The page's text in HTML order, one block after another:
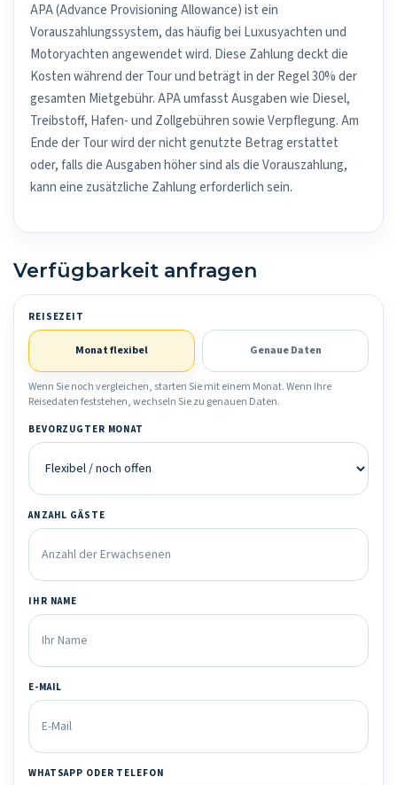
APA (Advance Provisioning Allowance) ist ein
Vorauszahlungssystem, das häufig bei Luxusyachten und
Motoryachten angewendet wird. Diese Zahlung deckt die
Kosten während der Tour und beträgt in der Regel 30% der
gesamten Mietgebühr. APA umfasst Ausgaben wie Diesel,
Treibstoff, Hafen- und Zollgebühren sowie Verpflegung. Am
Ende der Tour wird der nicht genutzte Betrag erstattet
oder, falls die Ausgaben höher sind als die Vorauszahlung,
kann eine zusätzliche Zahlung erforderlich sein.
Verfügbarkeit anfragen
REISEZEIT
Monat flexibel Genaue Daten
Wenn Sie noch vergleichen, starten Sie mit einem Monat. Wenn Ihre
Reisedaten feststehen, wechseln Sie zu genauen Daten.
BEVORZUGTER MONAT
ANZAHL GÄSTE
IHR NAME
E-MAIL
WHATSAPP ODER TELEFON